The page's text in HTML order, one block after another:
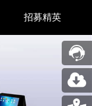
招募精英